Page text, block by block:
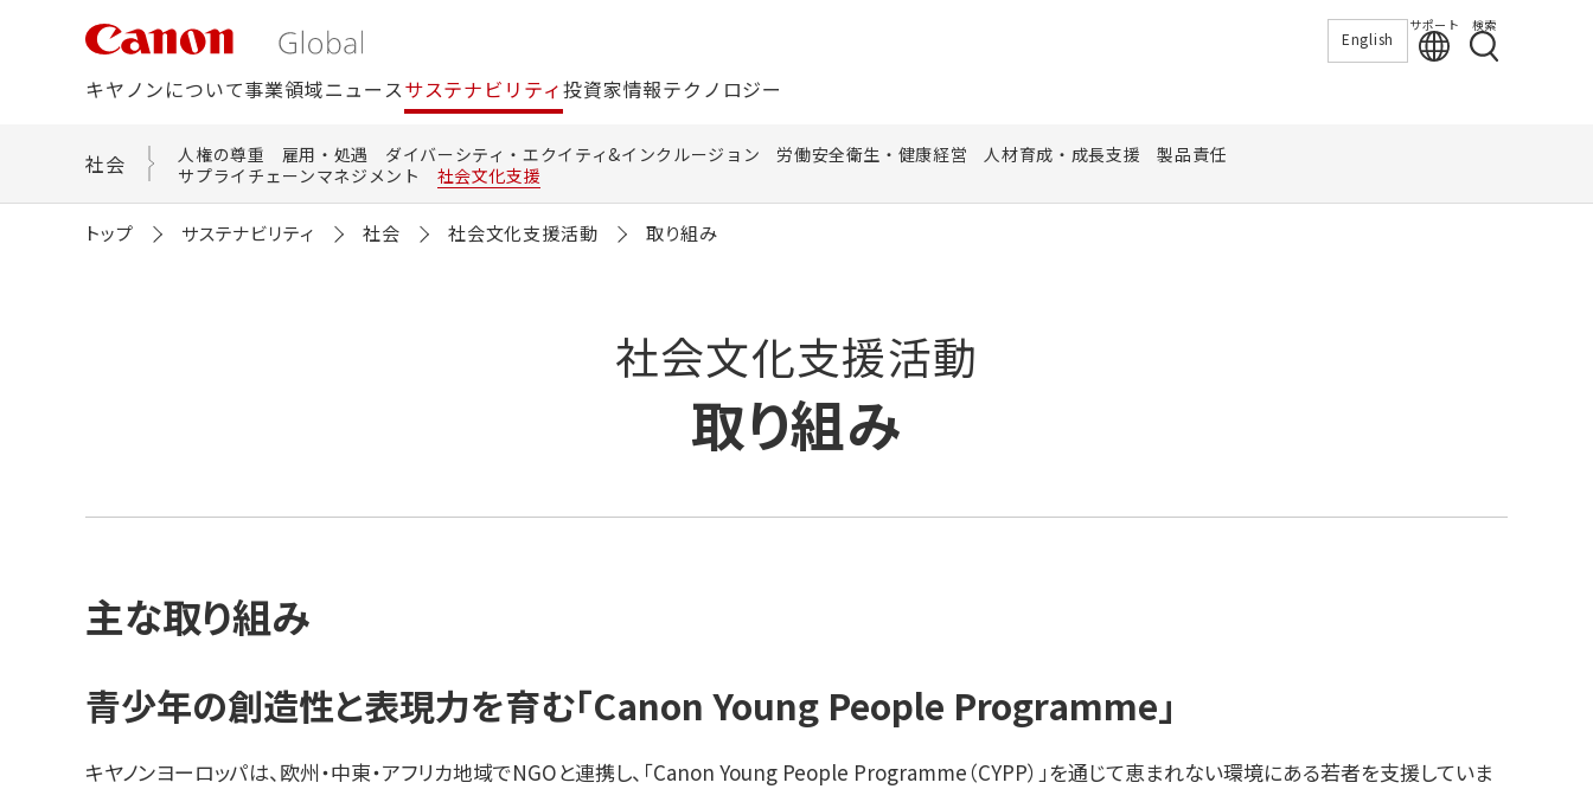
移
English
サポート 検索
キヤノンについて事業領域ニュースサステナビリティ投資家情報テクノロジー
社会 人権の尊重 雇用・処遇 ダイバーシティ・エクイティ&インクルージョン 労働安全衛生・健康経営 人材育成・成長支援
製品責任
サプライチェーンマネジメント
社会文化支援
トップ サステナビリティ 社会 社会文化支援活動 取り組み
社会文化支援活動
取り組み
主な取り組み
青少年の創造性と表現力を育む「Canon Young People Programme」
キヤノンヨーロッパは、欧州・中東・アフリカ地域でNGOと連携し、「Canon Young People Programme（CYPP）」を通じて恵まれない環境にある若者を支援していま